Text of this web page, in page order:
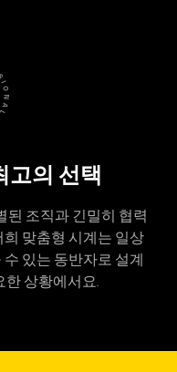
고의 선택
된 조직과 긴밀히 협력
맞춤형 시계는 일상
있는 동반자로 설계
한 상황에서요.